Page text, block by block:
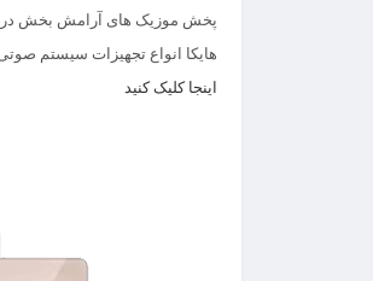
پخش موزیک های آرامش بخش در
هایکا انواع تجهیزات سیستم
اینجا کلیک کنید